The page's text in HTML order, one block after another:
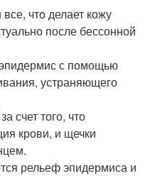
что делает кожу
после бессонной
с помощью
устраняющего
счет того, что
крови, и щечки
рельеф эпидермиса и